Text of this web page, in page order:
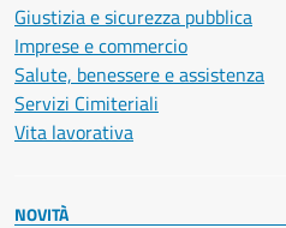
Giustizia e sicurezza pubblica
Imprese e commercio
Salute, benessere e assistenza
Servizi Cimiteriali
Vita lavorativa
NOVITÀ